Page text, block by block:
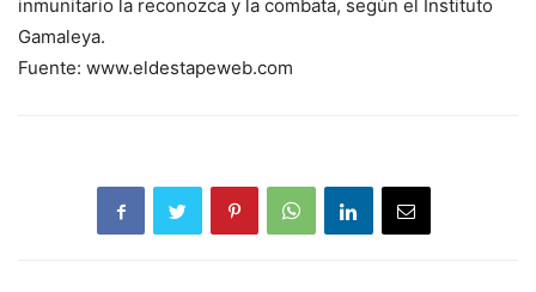
inmunitario la reconozca y la combata, según el Instituto
Gamaleya.
Fuente: www.eldestapeweb.com